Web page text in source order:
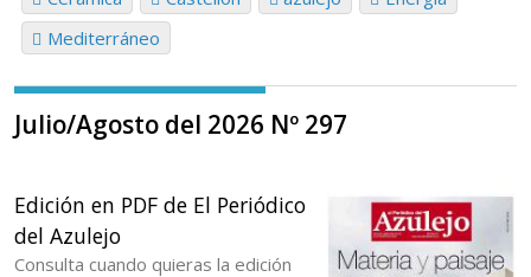
Mediterráneo
Julio/Agosto del 2026 Nº 297
Edición en PDF de El Periódico
del Azulejo
Consulta cuando quieras la edición